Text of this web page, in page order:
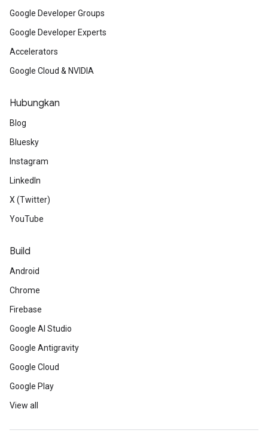
Google Developer Groups
Google Developer Experts
Accelerators
Google Cloud & NVIDIA
Hubungkan
Blog
Bluesky
Instagram
LinkedIn
X (Twitter)
YouTube
Build
Android
Chrome
Firebase
Google AI Studio
Google Antigravity
Google Cloud
Google Play
View all